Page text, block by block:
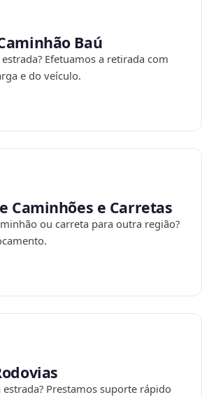
Baú
Efetuamos a retirada com
e do veículo.
Caminhões e Carretas
ou carreta para outra região?
estrada? Prestamos suporte rápido